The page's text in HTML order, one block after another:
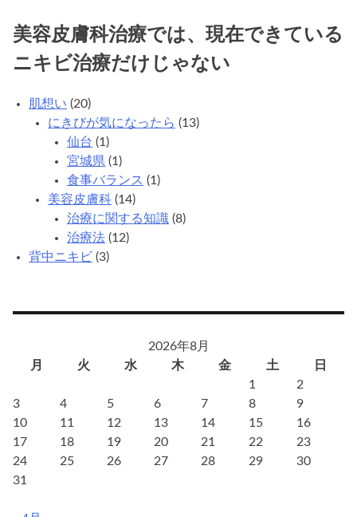
キ
ビ
治
美容皮膚科治療では、現在できている
ニキビ治療だけじゃない
肌想い (20)
にきびが気になったら (13)
仙台 (1)
宮城県 (1)
食事バランス (1)
美容皮膚科 (14)
治療に関する知識 (8)
治療法 (12)
背中ニキビ (3)
2026年8月
月
火 水 木 金 土
日
1
2
3
4 5 6 7 8
9
10
11 12 13 14 15
16
17
18 19 20 21 22
23
24
25 26 27 28 29
30
31